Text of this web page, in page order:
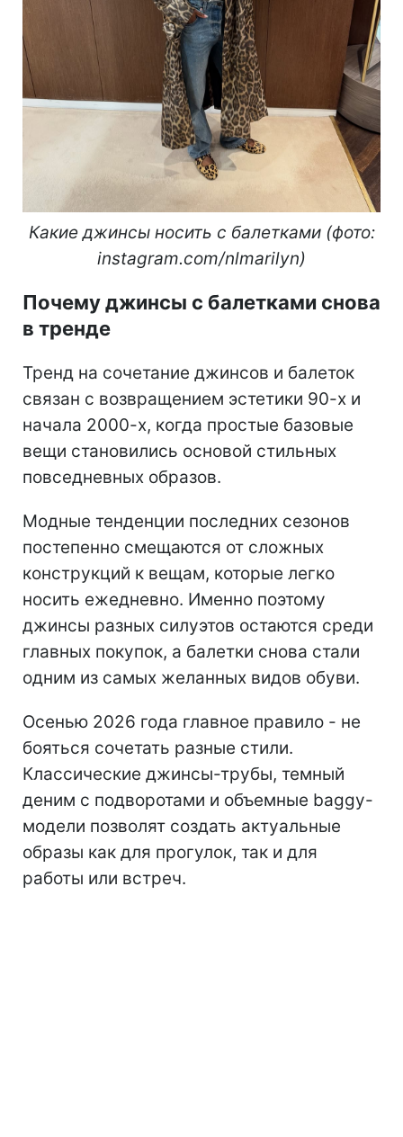
Какие джинсы носить с балетками (фото:
instagram.com/nlmarilyn)
Почему джинсы с балетками снова
в тренде
Тренд на сочетание джинсов и балеток
связан с возвращением эстетики 90-х и
начала 2000-х, когда простые базовые
вещи становились основой стильных
повседневных образов.
Модные тенденции последних сезонов
постепенно смещаются от сложных
конструкций к вещам, которые легко
носить ежедневно. Именно поэтому
джинсы разных силуэтов остаются среди
главных покупок, а балетки снова стали
одним из самых желанных видов обуви.
Осенью 2026 года главное правило - не
бояться сочетать разные стили.
Классические джинсы-трубы, темный
деним с подворотами и объемные baggy-
модели позволят создать актуальные
образы как для прогулок, так и для
работы или встреч.